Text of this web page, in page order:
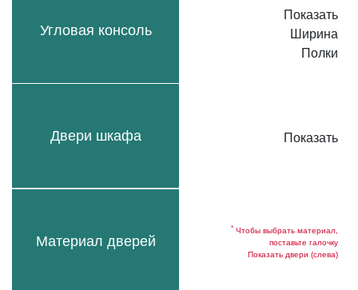
Угловая консоль
Двери шкафа
Материал дверей
Показать
Ширина
Полки
Показать
* Чтобы выбрать материал,
поставьте галочку
Показать двери (слева)